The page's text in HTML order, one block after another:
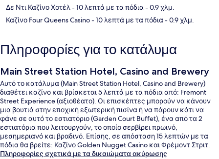
Δε Ντι Καζίνο Χοτέλ- 10 λεπτά με τα πόδια- 0.9 χλμ.
Καζίνο Four Queens Casino- 10 λεπτά με τα πόδια- 0.9 χλμ.
Πληροφορίες για το κατάλυμα
Main Street Station Hotel, Casino and Brewery
Αυτό το κατάλυμα (Main Street Station Hotel, Casino and Brewery)
διαθέτει καζίνο και βρίσκεται 5 λεπτά με τα πόδια από: Fremont
Street Experience (αξιοθέατο). Οι επισκέπτες μπορούν να κάνουν
μια βουτιά στην εποχική εξωτερική πισίνα ή να πάρουν κάτι να
φάνε σε αυτό το εστιατόριο (Garden Court Buffet), ένα από τα 2
εστιατόρια που λειτουργούν, το οποίο σερβίρει πρωινό,
μεσημεριανό και βραδινό. Επίσης, σε απόσταση 15 λεπτών με τα
πόδια θα βρείτε: Καζίνο Golden Nugget Casino και Φρέμοντ Στριτ.
Άλλοι ταξιδιώτες λατρεύουν τα άνετα κρεβάτια και το εξυπηρετικό
Πληροφορίες σχετικά με τα δικαιώματα ακύρωσης